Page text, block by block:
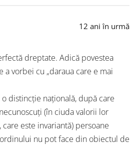
12 ani în urmă
dreptate. Adică povestea
a vorbei cu „daraua care e mai
distincție națională, după care
(în ciuda valorii lor
este invariantă) persoane
nu pot face din obiectul de